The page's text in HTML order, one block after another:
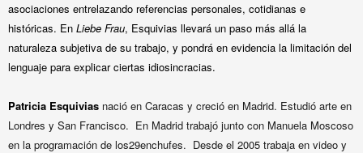
asociaciones entrelazando referencias personales, cotidianas e
históricas. En Liebe Frau, Esquivias llevará un paso más allá la
naturaleza subjetiva de su trabajo, y pondrá en evidencia la limitación del
lenguaje para explicar ciertas idiosincracias.
Patricia Esquivias nació en Caracas y creció en Madrid. Estudió arte en
Londres y San Francisco. En Madrid trabajó junto con Manuela Moscoso
en la programación de los29enchufes. Desde el 2005 trabaja en video y